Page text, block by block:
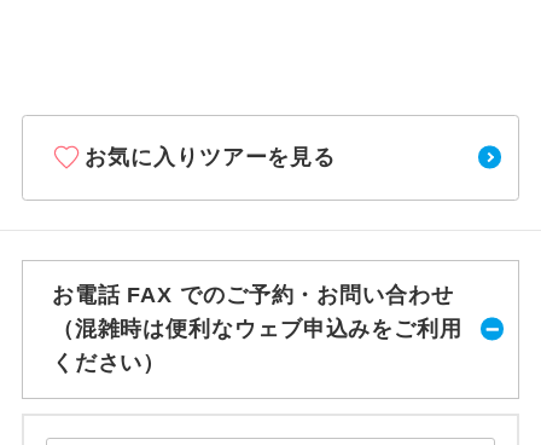
お気に入りツアーを見る
お電話 FAX でのご予約・お問い合わせ
（混雑時は便利なウェブ申込みをご利用
ください）